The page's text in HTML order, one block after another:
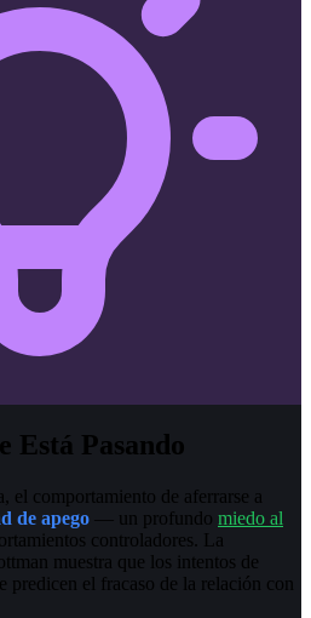
Está Pasando
el comportamiento de aferrarse a
de apego — un profundo miedo al
controladores. La
muestra que los intentos de
predicen el fracaso de la relación con